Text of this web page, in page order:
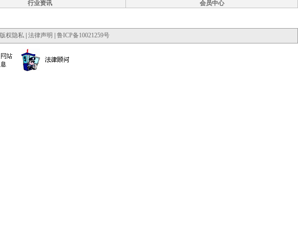
行业资讯 会员中心
版权隐私| 法律声明 鲁ICP备10021259号